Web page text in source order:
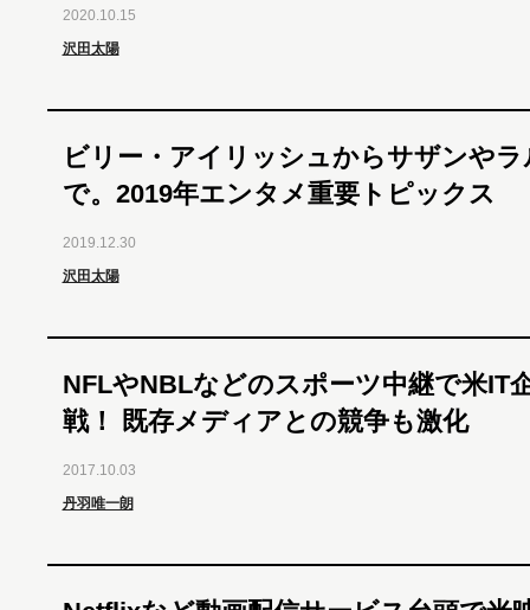
2020.10.15
沢田太陽
ビリー・アイリッシュからサザンや
で。2019年エンタメ重要トピックス
2019.12.30
沢田太陽
NFLやNBLなどのスポーツ中継で米IT
戦！ 既存メディアとの競争も激化
2017.10.03
丹羽唯一朗